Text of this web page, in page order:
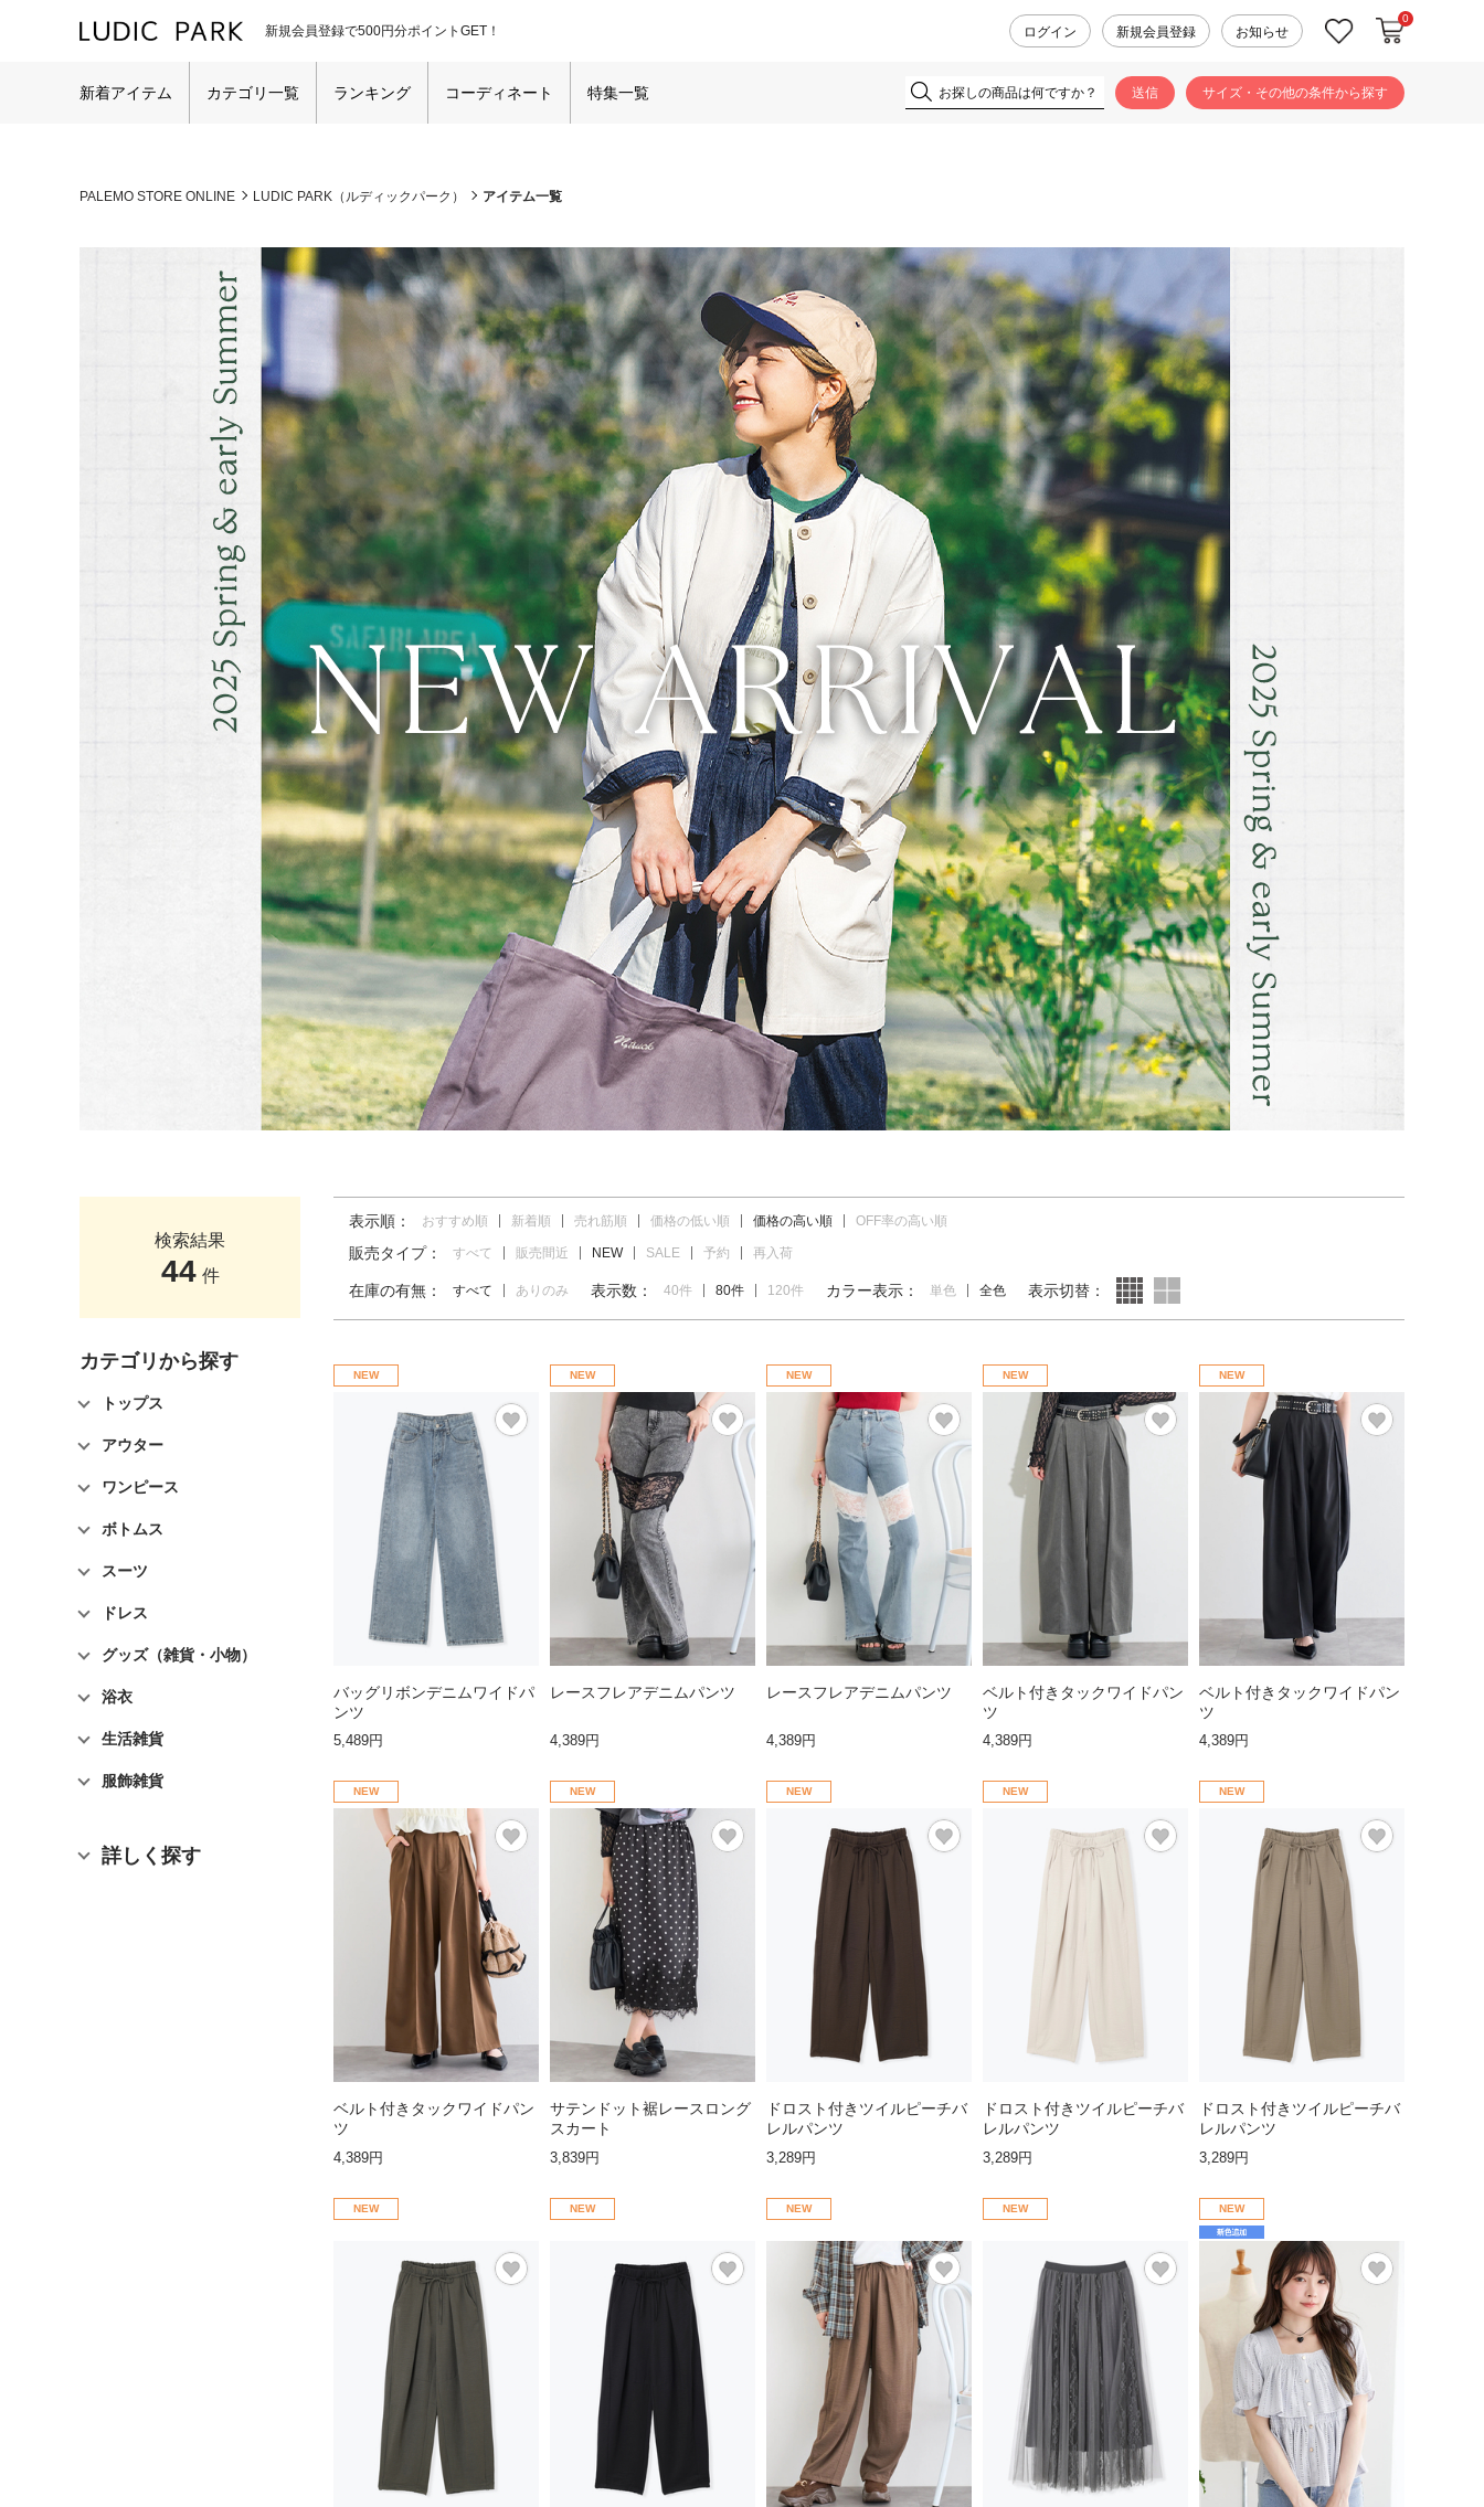
新規会員登録で500円分ポイントGET！ ログイン 新規会員登録 お知らせ お気に入りカートに入
0
新着アイテム カテゴリ一覧 ランキング コーディネート 特集一覧 サイズ・その他の条件から探す
PALEMO STORE ONLINE LUDIC PARK（ルディックパーク） アイテム一覧
検索結果
44 件
カテゴリから探す
トップス
アウター
ワンピース
ボトムス
スーツ
ドレス
グッズ（雑貨・小物）
浴衣
生活雑貨
服飾雑貨
詳しく探す
表示順： おすすめ順 新着順 売れ筋順 価格の低い順 価格の高い順 OFF率の高い順
販売タイプ： すべて 販売間近 NEW SALE 予約 再入荷
在庫の有無： すべて ありのみ 表示数： 40件 80件 120件 カラー表示： 単色 全色 表示切替：
NEW
バッグリボンデニムワイドパ
ンツ
5,489円
NEW
レースフレアデニムパンツ
4,389円
NEW
レースフレアデニムパンツ
4,389円
NEW
ベルト付きタックワイドパン
ツ
4,389円
NEW
ベルト付きタックワイドパン
ツ
4,389円
NEW
ベルト付きタックワイドパン
ツ
4,389円
NEW
サテンドット裾レースロング
スカート
3,839円
NEW
ドロスト付きツイルピーチバ
レルパンツ
3,289円
NEW
ドロスト付きツイルピーチバ
レルパンツ
3,289円
NEW
ドロスト付きツイルピーチバ
レルパンツ
3,289円
NEW NEW NEW NEW NEW